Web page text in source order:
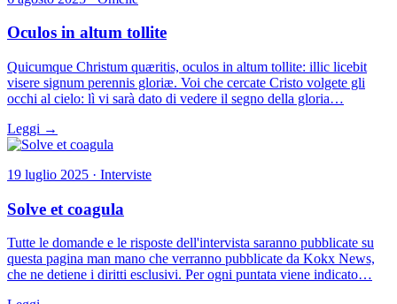
Oculos in altum tollite
Quicumque Christum quæritis, oculos in altum tollite: illic licebit
visere signum perennis gloriæ. Voi che cercate Cristo volgete gli
occhi al cielo: lì vi sarà dato di vedere il segno della gloria…
Leggi →
19 luglio 2025 · Interviste
Solve et coagula
Tutte le domande e le risposte dell'intervista saranno pubblicate su
questa pagina man mano che verranno pubblicate da Kokx News,
che ne detiene i diritti esclusivi. Per ogni puntata viene indicato…